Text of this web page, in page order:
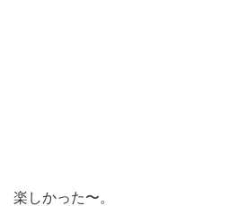
楽しかった〜。